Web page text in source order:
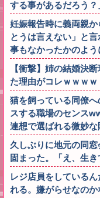
する事があるだろう
妊娠報告時に義両親
とうは言えない」と
事もなかったかのよ
【衝撃】姉の結婚決
た理由がコレｗｗｗｗ
猫を飼っている同僚
スする職場のセンス
連想で選ばれる微妙な
久しぶりに地元の同
固まった。「え、生き
レジ店員をしている
れる。嫌がらせなの